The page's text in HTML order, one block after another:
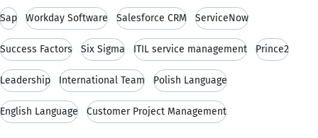
Sap Workday Software Salesforce CRM ServiceNow
Success Factors Six Sigma ITIL service management Prince2
Leadership International Team Polish Language
English Language Customer Project Management